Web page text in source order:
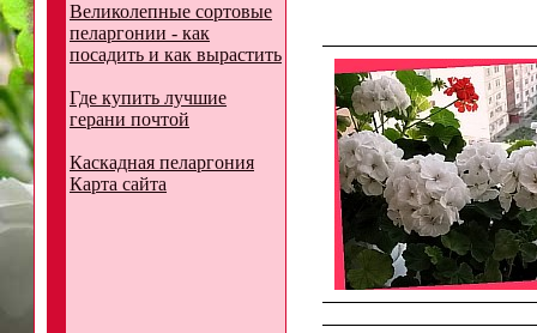
Великолепные сортовые
пеларгонии - как
посадить и как вырастить
Где купить лучшие
герани почтой
Каскадная пеларгония
Карта сайта